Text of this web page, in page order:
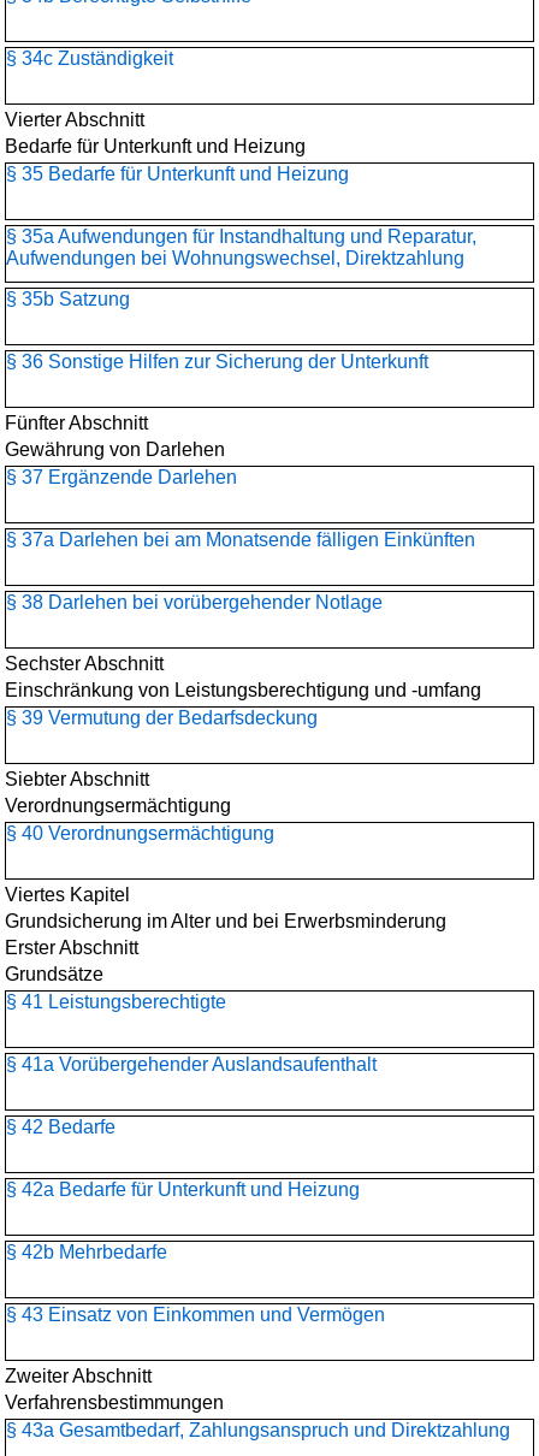
§ 34c Zuständigkeit
Vierter Abschnitt
Bedarfe für Unterkunft und Heizung
§ 35 Bedarfe für Unterkunft und Heizung
§ 35a Aufwendungen für Instandhaltung und Reparatur,
Aufwendungen bei Wohnungswechsel, Direktzahlung
§ 35b Satzung
§ 36 Sonstige Hilfen zur Sicherung der Unterkunft
Fünfter Abschnitt
Gewährung von Darlehen
§ 37 Ergänzende Darlehen
§ 37a Darlehen bei am Monatsende fälligen Einkünften
§ 38 Darlehen bei vorübergehender Notlage
Sechster Abschnitt
Einschränkung von Leistungsberechtigung und -umfang
§ 39 Vermutung der Bedarfsdeckung
Siebter Abschnitt
Verordnungsermächtigung
§ 40 Verordnungsermächtigung
Viertes Kapitel
Grundsicherung im Alter und bei Erwerbsminderung
Erster Abschnitt
Grundsätze
§ 41 Leistungsberechtigte
§ 41a Vorübergehender Auslandsaufenthalt
§ 42 Bedarfe
§ 42a Bedarfe für Unterkunft und Heizung
§ 42b Mehrbedarfe
§ 43 Einsatz von Einkommen und Vermögen
Zweiter Abschnitt
Verfahrensbestimmungen
§ 43a Gesamtbedarf, Zahlungsanspruch und Direktzahlung